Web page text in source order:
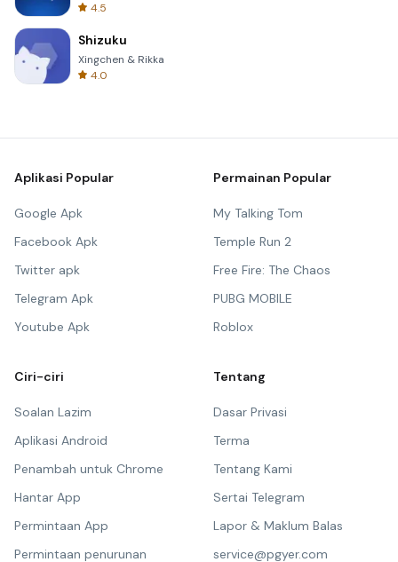
4.5
Shizuku
Xingchen & Rikka
4.0
Aplikasi Popular
Google Apk
Facebook Apk
Twitter apk
Telegram Apk
Youtube Apk
Permainan Popular
My Talking Tom
Temple Run 2
Free Fire: The Chaos
PUBG MOBILE
Roblox
Ciri-ciri
Soalan Lazim
Aplikasi Android
Penambah untuk Chrome
Hantar App
Permintaan App
Permintaan penurunan
Tentang
Dasar Privasi
Terma
Tentang Kami
Sertai Telegram
Lapor & Maklum Balas
service@pgyer.com